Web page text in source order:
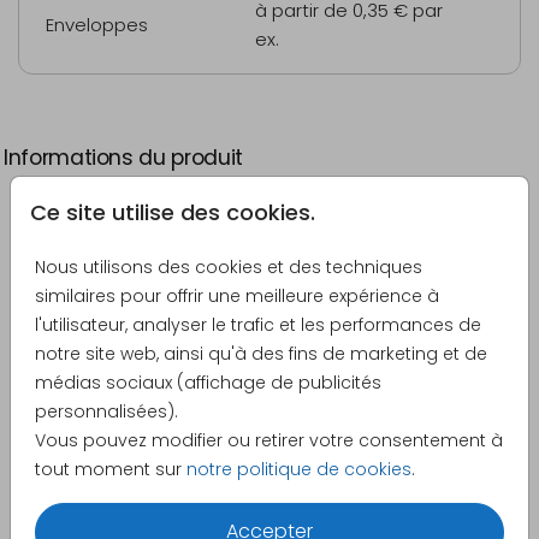
Ce site utilise des cookies.
Nous utilisons des cookies et des techniques
similaires pour offrir une meilleure expérience à
l'utilisateur, analyser le trafic et les performances de
notre site web, ainsi qu'à des fins de marketing et de
médias sociaux (affichage de publicités
personnalisées).
Vous pouvez modifier ou retirer votre consentement à
tout moment sur notre politique de cookies.
Accepter
Enveloppes
à partir de 0,35 € par
ex.
Informations du produit
Description
Carte de Noël en bois avec des sapins aquarelles.
Bon à savoir :
Le bois est un produit naturel, c'est pourquoi
chaque carte est unique. En raison de ce
support naturel, il peut arriver que certaines
cartes présentent de petites imperfections,
comme un léger gondolage des bords ou une
légère courbure.
Toute commande passée avant 18 h un jour
ouvrable est imprimée et expédiée le jour
Voir plus
Créateur
Pretty Orange
Catégorie